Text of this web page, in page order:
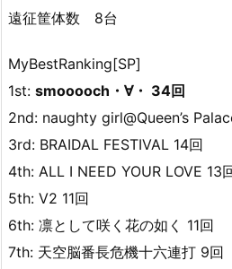
遠征筐体数 8台
MyBestRanking[SP]
1st: smooooch・∀・ 34回
2nd: naughty girl@Queen’s
3rd: BRAIDAL FESTIVAL 14回
4th: ALL I NEED YOUR LOVE 13
5th: V2 11回
6th: 凛として咲く花の如く 11回
7th: 天空脳番長危機十六連打 9回